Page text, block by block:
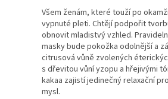
Všem ženám, které touží po
vypnuté pleti. Chtějí podpořit
obnovit mladistvý vzhled.
masky bude pokožka odolnější a
citrusová vůně zvolených
s dřevitou vůní yzopu a hřejivými
kakaa zajistí jedinečný relaxační
mysl.